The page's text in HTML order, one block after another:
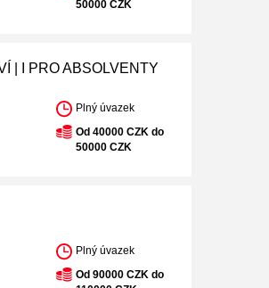
50000 CZK
| I PRO ABSOLVENTY
Plný úvazek
Od 40000 CZK do
50000 CZK
Plný úvazek
Od 90000 CZK do